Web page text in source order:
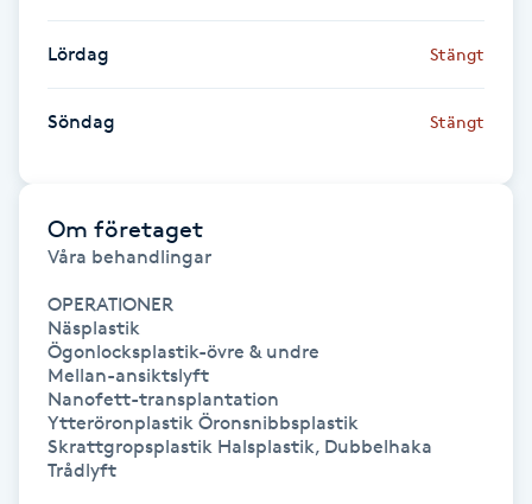
LPG-behandling
LPG-massage
Luggklippning
Lymfmassage
Lördag Stängt
Söndag Stängt
Om företaget
Våra behandlingar
OPERATIONER
Näsplastik
Ögonlocksplastik-övre & undre
Mellan-ansiktslyft
Nanofett-transplantation
Ytteröronplastik Öronsnibbsplastik
Skrattgropsplastik Halsplastik, Dubbelhaka
Trådlyft